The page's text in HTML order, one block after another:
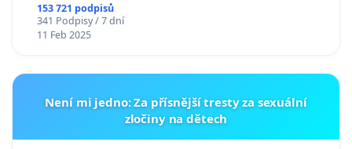
153 721 podpisů
341 Podpisy / 7 dní
11 Feb 2025
Není mi jedno: Za přísnější tresty za sexuální
zločiny na dětech